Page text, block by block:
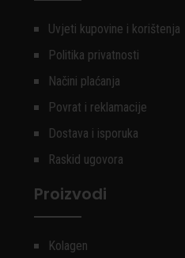
Uvjeti kupovine i korištenja
Politika privatnosti
Načini plaćanja
Povrat i reklamacije
Dostava i isporuka
Raskid ugovora
Proizvodi
Kolagen